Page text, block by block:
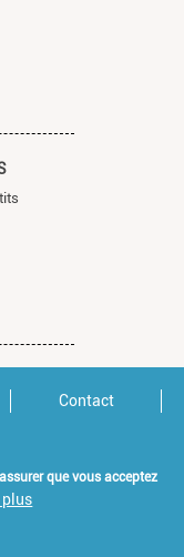
Contact
que vous acceptez
plus